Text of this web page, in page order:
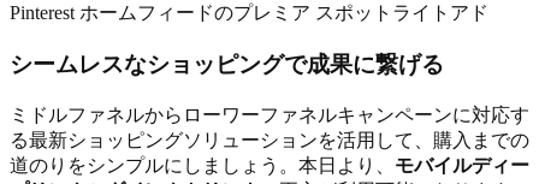
Pinterest ホームフィードのプレミア スポットライトアド
シームレスなショッピングで成果に繋げる
ミドルファネルからローワーファネルキャンペーンに対応す
る最新ショッピングソリューションを活用して、購入までの
道のりをシンプルにしましょう。本日より、 モバイルディー